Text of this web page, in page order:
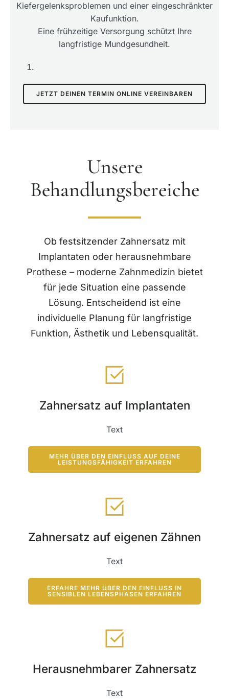
Kiefergelenksproblemen und einer eingeschränkter
Kaufunktion.
Eine frühzeitige Versorgung schützt Ihre
langfristige Mundgesundheit.
JETZT DEINEN TERMIN ONLINE VEREINBAREN
Unsere
Behandlungsbereiche
Ob festsitzender Zahnersatz mit
Implantaten oder herausnehmbare
Prothese – moderne Zahnmedizin bietet
für jede Situation eine passende
Lösung. Entscheidend ist eine
individuelle Planung für langfristige
Funktion, Ästhetik und Lebensqualität.
Zahnersatz auf Implantaten
Text
MEHR ÜBER DEN EINFLUSS AUF DEINE
LEISTUNGSFÄHIGKEIT ERFAHREN
Zahnersatz auf eigenen Zähnen
Text
ERFAHRE MEHR ÜBER DEN EINFLUSS IN
SENSIBLEN LEBENSPHASEN ERFAHREN
Herausnehmbarer Zahnersatz
Text